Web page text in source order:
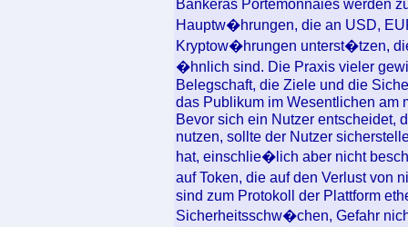
Bankeras Portemonnaies werden
Hauptw�hrungen, die an USD,
Kryptow�hrungen unterst�tzen,
�hnlich sind. Die Praxis vieler
Belegschaft, die Ziele und die
das Publikum im Wesentlichen am
Bevor sich ein Nutzer entscheidet,
nutzen, sollte der Nutzer
hat, einschlie�lich aber nicht
auf Token, die auf den Verlust
sind zum Protokoll der Plattform
Sicherheitsschw�chen, Gefahr